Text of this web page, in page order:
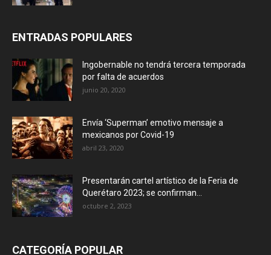
ENTRADAS POPULARES
Ingobernable no tendrá tercera temporada
por falta de acuerdos
junio 20, 2020
Envía ‘Superman’ emotivo mensaje a
mexicanos por Covid-19
abril 23, 2020
Presentarán cartel artístico de la Feria de
Querétaro 2023; se confirman...
octubre 2, 2023
CATEGORÍA POPULAR